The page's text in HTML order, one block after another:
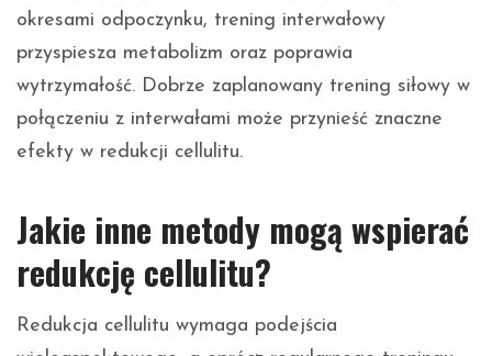
okresami odpoczynku, trening interwałowy
przyspiesza metabolizm oraz poprawia
wytrzymałość. Dobrze zaplanowany trening siłowy w
połączeniu z interwałami może przynieść znaczne
efekty w redukcji cellulitu.
Jakie inne metody mogą wspierać
redukcję cellulitu?
Redukcja cellulitu wymaga podejścia